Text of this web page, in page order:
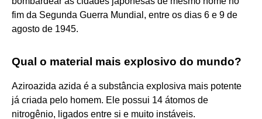
fim da Segunda Guerra Mundial, entre os dias 6 e 9 de
agosto de 1945.
Qual o material mais explosivo do mundo?
Aziroazida azida é a substância explosiva mais potente
já criada pelo homem. Ele possui 14 átomos de
nitrogênio, ligados entre si e muito instáveis.